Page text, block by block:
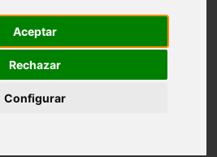
Aceptar
Rechazar
Configurar